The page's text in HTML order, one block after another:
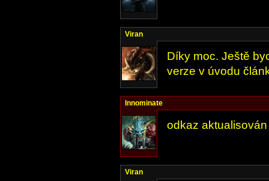
Viran
Díky moc. Ještě
verze v úvodu
Innominate
odkaz aktualisován
Viran